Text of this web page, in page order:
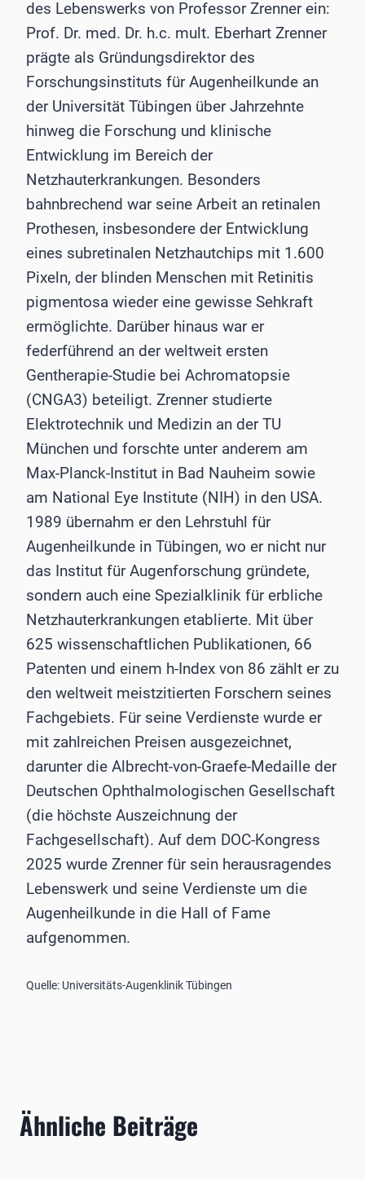
des Lebenswerks von Professor Zrenner ein:
Prof. Dr. med. Dr. h.c. mult. Eberhart Zrenner
prägte als Gründungsdirektor des
Forschungsinstituts für Augenheilkunde an
der Universität Tübingen über Jahrzehnte
hinweg die Forschung und klinische
Entwicklung im Bereich der
Netzhauterkrankungen. Besonders
bahnbrechend war seine Arbeit an retinalen
Prothesen, insbesondere der Entwicklung
eines subretinalen Netzhautchips mit 1.600
Pixeln, der blinden Menschen mit Retinitis
pigmentosa wieder eine gewisse Sehkraft
ermöglichte. Darüber hinaus war er
federführend an der weltweit ersten
Gentherapie-Studie bei Achromatopsie
(CNGA3) beteiligt. Zrenner studierte
Elektrotechnik und Medizin an der TU
München und forschte unter anderem am
Max-Planck-Institut in Bad Nauheim sowie
am National Eye Institute (NIH) in den USA.
1989 übernahm er den Lehrstuhl für
Augenheilkunde in Tübingen, wo er nicht nur
das Institut für Augenforschung gründete,
sondern auch eine Spezialklinik für erbliche
Netzhauterkrankungen etablierte. Mit über
625 wissenschaftlichen Publikationen, 66
Patenten und einem h-Index von 86 zählt er zu
den weltweit meistzitierten Forschern seines
Fachgebiets. Für seine Verdienste wurde er
mit zahlreichen Preisen ausgezeichnet,
darunter die Albrecht-von-Graefe-Medaille der
Deutschen Ophthalmologischen Gesellschaft
(die höchste Auszeichnung der
Fachgesellschaft). Auf dem DOC-Kongress
2025 wurde Zrenner für sein herausragendes
Lebenswerk und seine Verdienste um die
Augenheilkunde in die Hall of Fame
aufgenommen.
Quelle: Universitäts-Augenklinik Tübingen
Ähnliche Beiträge